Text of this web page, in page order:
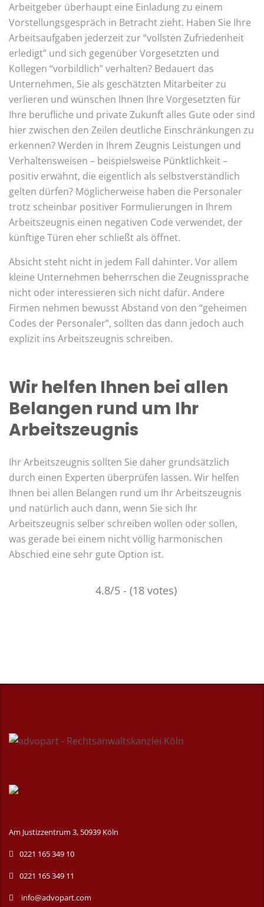
Arbeitgeber überhaupt eine Einladung zu einem
Vorstellungsgespräch in Betracht zieht. Haben Sie Ihre
Arbeitsaufgaben jederzeit zur “vollsten Zufriedenheit
erledigt” und sich gegenüber Vorgesetzten und
Kollegen “vorbildlich” verhalten? Bedauert das
Unternehmen, Sie als geschätzten Mitarbeiter zu
verlieren und wünschen Ihnen Ihre Vorgesetzten für
Ihre berufliche und private Zukunft alles Gute oder sind
hier zwischen den Zeilen deutliche Einschränkungen zu
erkennen? Werden in Ihrem Zeugnis Leistungen und
Verhaltensweisen – beispielsweise Pünktlichkeit –
positiv erwähnt, die eigentlich als selbstverständlich
gelten dürfen? Möglicherweise haben die Personaler
trotz scheinbar positiver Formulierungen in Ihrem
Arbeitszeugnis einen negativen Code verwendet, der
künftige Türen eher schließt als öffnet.
Absicht steht nicht in jedem Fall dahinter. Vor allem
kleine Unternehmen beherrschen die Zeugnissprache
nicht oder interessieren sich nicht dafür. Andere
Firmen nehmen bewusst Abstand von den “geheimen
Codes der Personaler”, sollten das dann jedoch auch
explizit ins Arbeitszeugnis schreiben.
Wir helfen Ihnen bei allen
Belangen rund um Ihr
Arbeitszeugnis
Ihr Arbeitszeugnis sollten Sie daher grundsätzlich
durch einen Experten überprüfen lassen. Wir helfen
Ihnen bei allen Belangen rund um Ihr Arbeitszeugnis
und natürlich auch dann, wenn Sie sich Ihr
Arbeitszeugnis selber schreiben wollen oder sollen,
was gerade bei einem nicht völlig harmonischen
Abschied eine sehr gute Option ist.
4.8/5 - (18 votes)
Am Justizzentrum 3, 50939 Köln
0221 165 349 10
0221 165 349 11
info@advopart.com